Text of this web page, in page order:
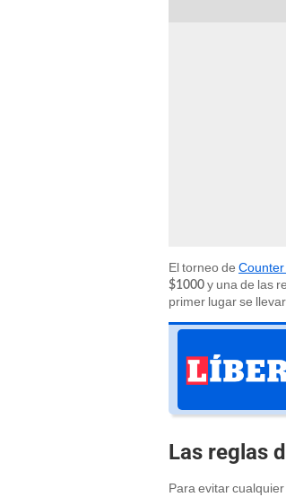
El torneo de
$1000 y una de las
primer lugar se
Las reglas
Para evitar